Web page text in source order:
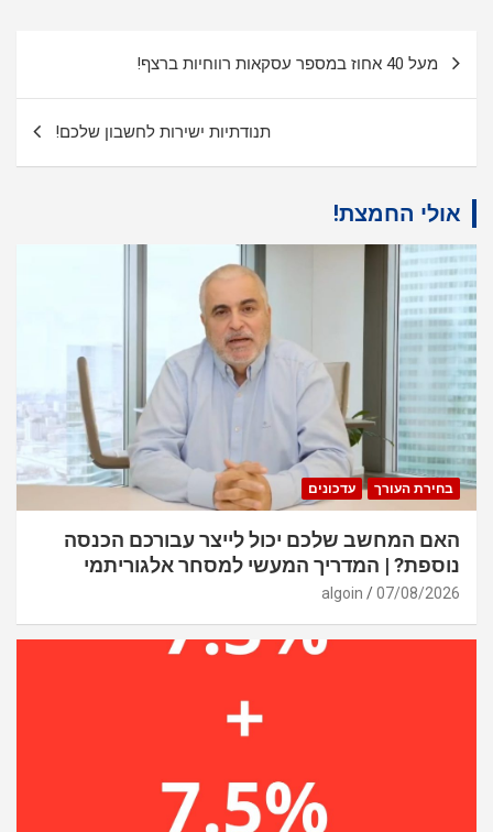
מעל 40 אחוז במספר עסקאות רווחיות ברצף!
תנודתיות ישירות לחשבון שלכם!
אולי החמצת!
בחירת העורך עדכונים
האם המחשב שלכם יכול לייצר עבורכם הכנסה
נוספת? | המדריך המעשי למסחר אלגוריתמי
07/08/2026
algoin